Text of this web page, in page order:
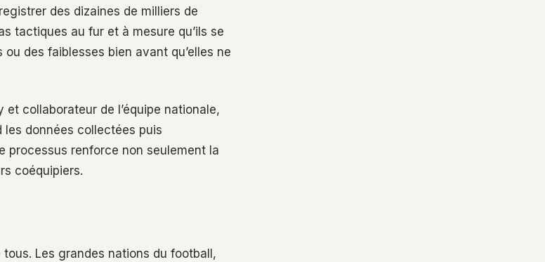
des dizaines de milliers de
tactiques au fur et à mesure qu’ils se
des faiblesses bien avant qu’elles ne
collaborateur de l’équipe nationale,
les données collectées puis
processus renforce non seulement la
coéquipiers.
tous. Les grandes nations du football,